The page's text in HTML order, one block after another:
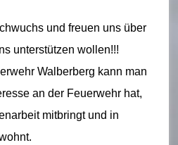
und freuen uns über
unterstützen wollen!!!
Walberberg kann man
an der Feuerwehr hat,
mitbringt und in